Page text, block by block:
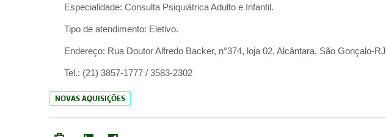
Especialidade: Consulta Psiquiátrica Adulto e Infantil.
Tipo de atendimento: Eletivo.
Endereço: Rua Doutor Alfredo Backer, n°374, loja 02, Alcântara, São Gonçalo-RJ
Tel.: (21) 3857-1777 / 3583-2302
NOVAS AQUISIÇÕES